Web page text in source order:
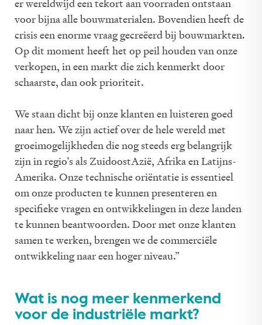
er wereldwijd een tekort aan voorraden ontstaan
voor bijna alle bouwmaterialen. Bovendien heeft de
crisis een enorme vraag gecreëerd bij bouwmarkten.
Op dit moment heeft het op peil houden van onze
verkopen, in een markt die zich kenmerkt door
schaarste, dan ook prioriteit.
We staan dicht bij onze klanten en luisteren goed
naar hen. We zijn actief over de hele wereld met
groeimogelijkheden die nog steeds erg belangrijk
zijn in regio’s als Zuidoost­Azië, Afrika en Latijns­
Amerika. Onze technische oriëntatie is essentieel
om onze producten te kunnen presenteren en
specifieke vragen en ontwikkelingen in deze landen
te kunnen beantwoorden. Door met onze klanten
samen te werken, brengen we de commerciële
ontwikkeling naar een hoger niveau.”
Wat is nog meer kenmerkend
voor de industriële markt?